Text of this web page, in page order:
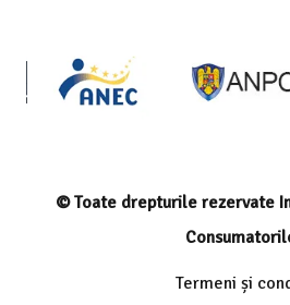
© Toate drepturile rezervate
Termeni și